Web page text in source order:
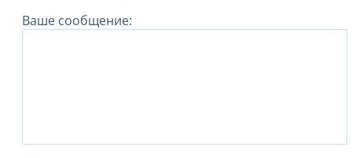
Ваше сообщение: